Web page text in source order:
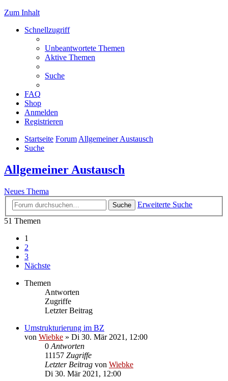
Zum Inhalt
Schnellzugriff
Unbeantwortete Themen
Aktive Themen
Suche
FAQ
Shop
Anmelden
Registrieren
Startseite Forum Allgemeiner Austausch
Suche
Allgemeiner Austausch
Neues Thema
Suche
Erweiterte Suche
51 Themen
1
2
3
Nächste
Themen
Antworten
Zugriffe
Letzter Beitrag
Umstrukturierung im BZ
von Wiebke » Di 30. Mär 2021, 12:00
0Antworten
11157 Zugriffe
Letzter Beitrag von Wiebke
Di 30. Mär 2021, 12:00